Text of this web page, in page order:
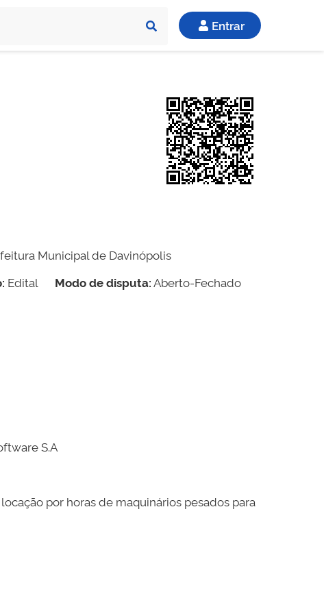
Entrar
Municipal de Davinópolis
Edital Modo de disputa:Aberto-Fechado
S.A
por horas de maquinários pesados para